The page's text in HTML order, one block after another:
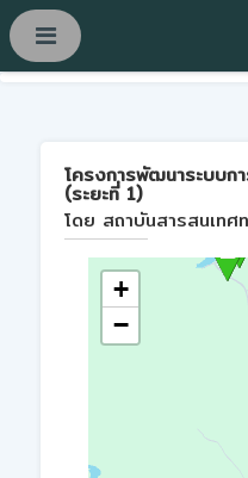
โครงการพัฒนาระบบก
(ระยะที่ 1)
โดย สถาบันสารสนเทศ
+
−